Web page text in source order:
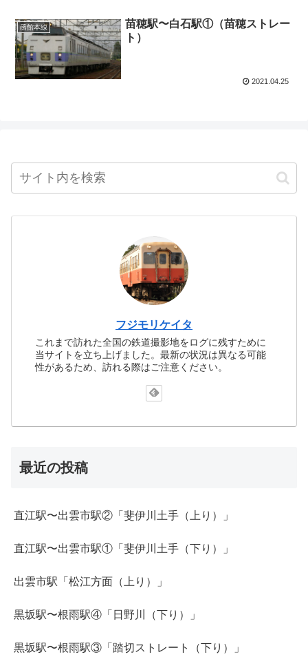
函館本線
苗穂駅〜白石駅①（苗穂ストレー
ト）
2021.04.25
フジモリケイタ
これまで訪れた全国の鉄道撮影地をログに残すために
当サイトを立ち上げました。最新の状況は異なる可能
性があるため、訪れる際はご注意ください。
最近の投稿
直江駅〜出雲市駅②「斐伊川土手（上り）」
直江駅〜出雲市駅①「斐伊川土手（下り）」
出雲市駅「松江方面（上り）」
黒坂駅〜根雨駅④「日野川（下り）」
黒坂駅〜根雨駅③「踏切ストレート（下り）」